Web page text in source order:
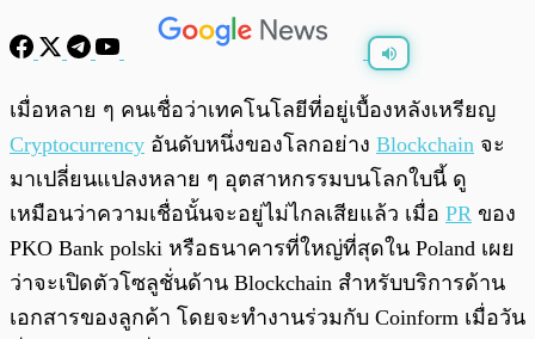
0:00 0:00
เมื่อหลาย ๆ คนเชื่อว่าเทคโนโลยีที่อยู่เบื้องหลังเหรียญ
Cryptocurrency อันดับหนึ่งของโลกอย่าง Blockchain จะ
มาเปลี่ยนแปลงหลาย ๆ อุตสาหกรรมบนโลกใบนี้ ดู
เหมือนว่าความเชื่อนั้นจะอยู่ไม่ไกลเสียแล้ว เมื่อ PR ของ
PKO Bank polski หรือธนาคารที่ใหญ่ที่สุดใน Poland เผย
ว่าจะเปิดตัวโซลูชั่นด้าน Blockchain สำหรับบริการด้าน
เอกสารของลูกค้า โดยจะทำงานร่วมกับ Coinform เมื่อวัน